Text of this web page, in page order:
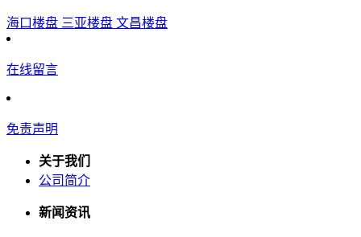
海口楼盘 三亚楼盘 文昌楼盘
在线留言
免责声明
关于我们
公司简介
新闻资讯